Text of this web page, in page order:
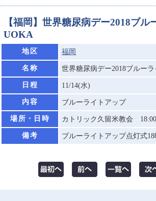
【福岡】世界糖尿病デー2018ブル
UOKA
地区 福岡
名称 世界糖尿病デー2018ブルー
日程 11/14(水)
内容 ブルーライトアップ
場所・日時 カトリック久留米教会
備考 ブルーライトアップ点灯式18